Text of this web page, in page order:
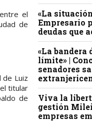
el
de
de Luiz
titular
de
«La
Empresario
deudas que
«La bandera
límite» |
senadores
Viva la
gestión
empresas